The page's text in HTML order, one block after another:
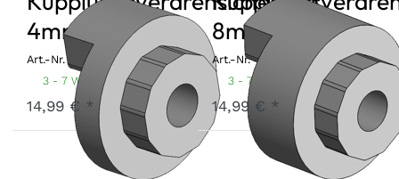
4mm
Art.-Nr.
KVS-4
3 - 7 Werktage
14,99 € *
8mm
Art.-Nr.
KVS-8
3 - 7 Werktage
14,99 € *